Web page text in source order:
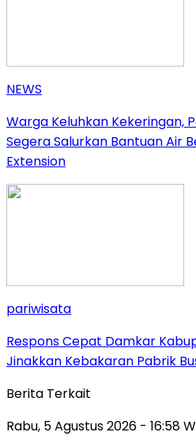
NEWS
Warga Keluhkan Kekeringan,
Segera Salurkan Bantuan Air
Extension
pariwisata
Respons Cepat Damkar
Jinakkan Kebakaran Pabrik
Berita Terkait
Rabu, 5 Agustus 2026 - 16:58